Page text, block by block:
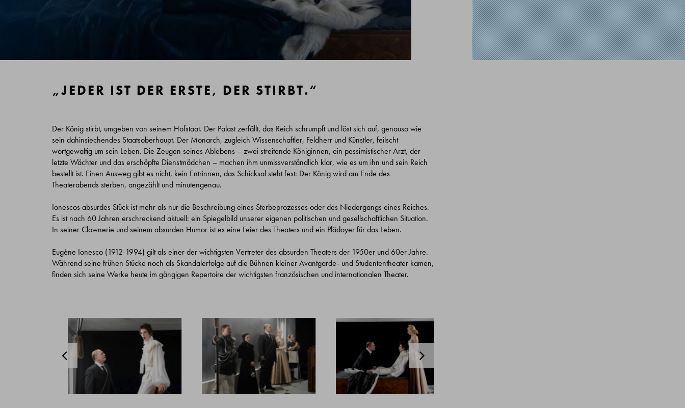
„JEDER IST DER ERSTE, DER STIRBT.“
Der König stirbt, umgeben von seinem Hofstaat. Der Palast zerfällt, das Reich schrumpft und löst sich auf, genauso wie
sein dahinsiechendes Staatsoberhaupt. Der Monarch, zugleich Wissenschaftler, Feldherr und Künstler, feilscht
wortgewaltig um sein Leben. Die Zeugen seines Ablebens – zwei streitende Königinnen, ein pessimistischer Arzt, der
letzte Wächter und das erschöpfte Dienstmädchen – machen ihm unmissverständlich klar, wie es um ihn und sein Reich
bestellt ist. Einen Ausweg gibt es nicht, kein Entrinnen, das Schicksal steht fest: Der König wird am Ende des
Theaterabends sterben, angezählt und minutengenau.
Ionescos absurdes Stück ist mehr als nur die Beschreibung eines Sterbeprozesses oder des Niedergangs eines Reiches.
Es ist nach 60 Jahren erschreckend aktuell: ein Spiegelbild unserer eigenen politischen und gesellschaftlichen Situation.
In seiner Clownerie und seinem absurden Humor ist es eine Feier des Theaters und ein Plädoyer für das Leben.
Eugène Ionesco (1912-1994) gilt als einer der wichtigsten Vertreter des absurden Theaters der 1950er und 60er Jahre.
Während seine frühen Stücke noch als Skandalerfolge auf die Bühnen kleiner Avantgarde- und Studententheater kamen,
finden sich seine Werke heute im gängigen Repertoire der wichtigsten französischen und internationalen Theater.